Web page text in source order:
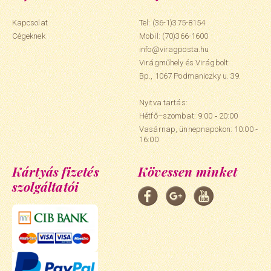
Kapcsolat
Cégeknek
Tel: (36-1)375-8154
Mobil:(70)366-1600
info@viragposta.hu
Virágműhely és Virágbolt:
Bp., 1067 Podmaniczky u. 39.
Nyitva tartás:
Hétfő–szombat: 9:00 ‑ 20:00
Vasárnap, ünnepnapokon: 10:00 ‑
16:00
Kártyás fizetés
szolgáltatói
Kövessen minket